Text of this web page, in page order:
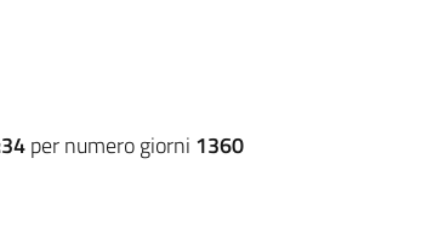
per numero giorni 1360